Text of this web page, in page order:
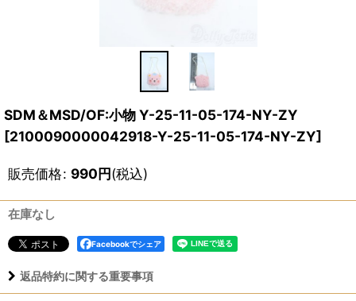
SDM＆MSD/OF:小物 Y-25-11-05-174-NY-ZY
[2100090000042918-Y-25-11-05-174-NY-ZY]
販売価格: 990円(税込)
在庫なし
Facebookでシェア
返品特約に関する重要事項